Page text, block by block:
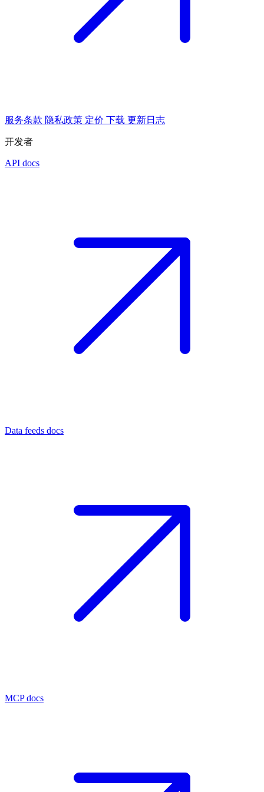
服务条款 隐私政策 定价 下载 更新日志
开发者
API docs
Data feeds docs
MCP docs